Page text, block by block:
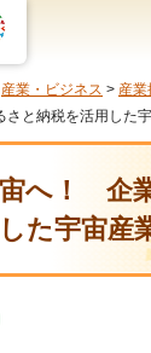
産業・ビジネス > 産業
と納税を活用した
へ！ 企
た宇宙産